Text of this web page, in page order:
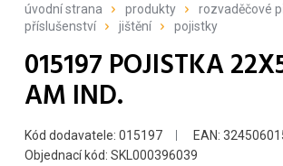
úvodní strana produkty
rozvaděčové
příslušenství
jištění pojistky
015197 POJISTKA
AM IND.
Kód dodavatele: 015197
EAN:
Objednací kód: SKL000396039